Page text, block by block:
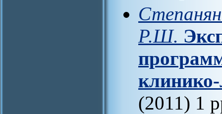
Р.Ш.
клинико-
(2011) 1